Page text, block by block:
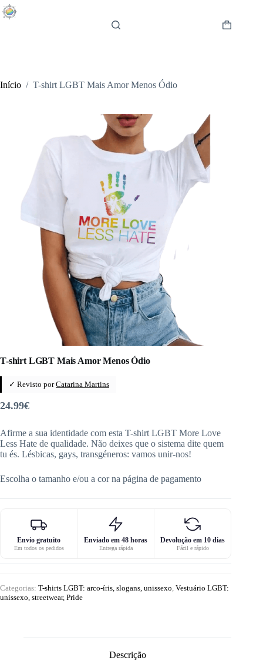
Pular
para
Carrinho
Início / T-shirt LGBT Mais Amor Menos Ódio
T-shirt LGBT Mais Amor Menos Ódio
✓ Revisto porCatarina Martins
24.99€
Afirme a sua identidade com esta T-shirt LGBT More Love
Less Hate de qualidade. Não deixes que o sistema dite quem
tu és. Lésbicas, gays, transgéneros: vamos unir-nos!
Escolha o tamanho e/ou a cor na página de pagamento
Envio gratuito
Em todos os pedidos
Enviado em 48 horas
Entrega rápida
Devolução em 10 dias
Fácil e rápido
Categorias: T-shirts LGBT: arco-íris, slogans, unissexo Vestuário LGBT:
unissexo, streetwear, Pride
Descrição